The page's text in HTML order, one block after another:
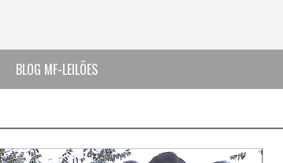
BLOG MF-LEILÕES